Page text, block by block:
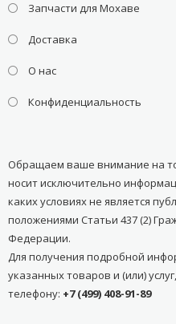
Запчасти для Мохаве
Доставка
О нас
Конфиденциальность
Обращаем ваше внимание на
носит исключительно
каких условиях не является
положениями Статьи 437 (2)
Федерации.
Для получения подробной
указанных товаров и (или)
телефону: +7 (499) 408-91-89